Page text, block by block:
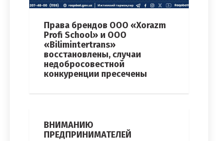
Права брендов ООО «Xorazm
Profi School» и ООО
«Bilimintertrans»
восстановлены, случаи
недобросовестной
конкуренции пресечены
ВНИМАНИЮ
ПРЕДПРИНИМАТЕЛЕЙ